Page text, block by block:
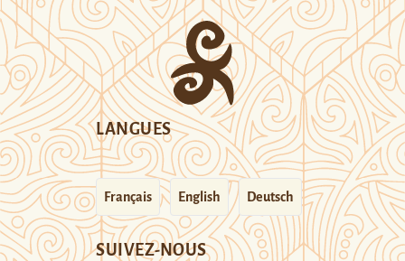
LANGUES
Français English Deutsch
SUIVEZ-NOUS